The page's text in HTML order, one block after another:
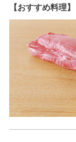
【おすすめ料理】